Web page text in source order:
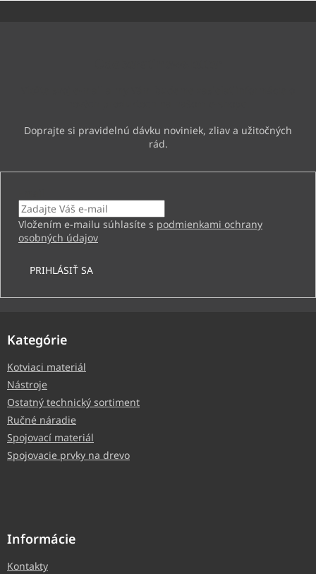
Vložením e-mailu súhlasíte s podmienkami ochrany
osobných údajov
PRIHLÁSIŤ SA
Kategórie
Kotviaci materiál
Nástroje
Ostatný technický sortiment
Ručné náradie
Spojovací materiál
Spojovacie prvky na drevo
Informácie
Kontakty